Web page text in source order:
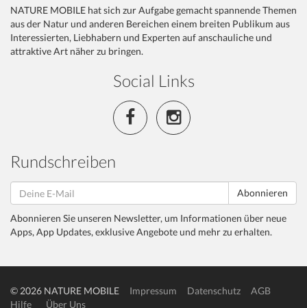
NATURE MOBILE hat sich zur Aufgabe gemacht spannende Themen
aus der Natur und anderen Bereichen einem breiten Publikum aus
Interessierten, Liebhabern und Experten auf anschauliche und
attraktive Art näher zu bringen.
Social Links
Rundschreiben
Abonnieren
Abonnieren Sie unseren Newsletter, um Informationen über neue
Apps, App Updates, exklusive Angebote und mehr zu erhalten.
© 2026 NATURE MOBILE Impressum Datenschutz
AGB
Hilfe
Über Uns